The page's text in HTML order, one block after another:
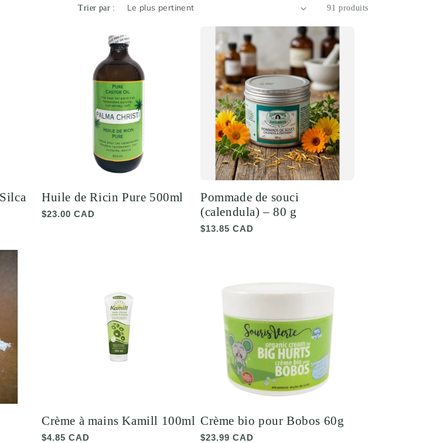
Trier par : 91 produits
Huile de Ricin Pure 500ml
Prix
$23.00 CAD
Pommade de souci
(calendula) – 80 g
Prix
$13.85 CAD
Crème à mains Kamill 100ml
Prix
$4.85 CAD
Crème bio pour Bobos 60g
Prix
$23.99 CAD